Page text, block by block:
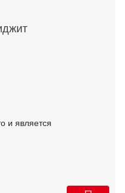
и является